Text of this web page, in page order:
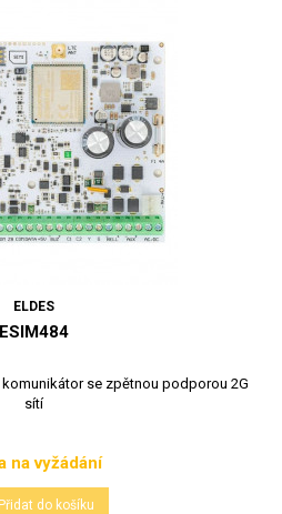
ELDES
ESIM484
se zpětnou podporou 2G
sítí
Cena
na vyžádání
Přidat do košíku